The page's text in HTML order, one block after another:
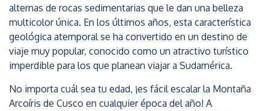
alternas de rocas sedimentarias que le dan una belleza
multicolor única. En los últimos años, esta característica
geológica atemporal se ha convertido en un destino de
viaje muy popular, conocido como un atractivo turístico
imperdible para los que planean viajar a Sudamérica.
No importa cuál sea tu edad, ¡es fácil escalar la Montaña
Arcoíris de Cusco en cualquier época del año! A